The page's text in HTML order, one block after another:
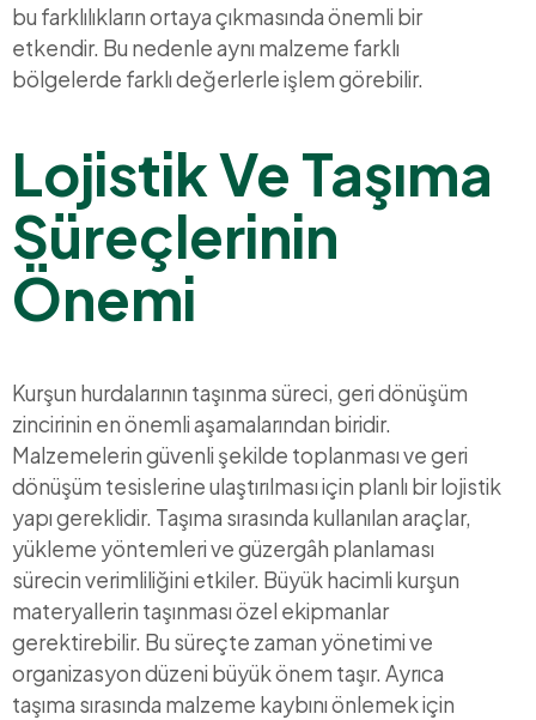
bu farklılıkların ortaya çıkmasında önemli bir
etkendir. Bu nedenle aynı malzeme farklı
bölgelerde farklı değerlerle işlem görebilir.
Lojistik Ve Taşıma
Süreçlerinin
Önemi
Kurşun hurdalarının taşınma süreci, geri dönüşüm
zincirinin en önemli aşamalarından biridir.
Malzemelerin güvenli şekilde toplanması ve geri
dönüşüm tesislerine ulaştırılması için planlı bir lojistik
yapı gereklidir. Taşıma sırasında kullanılan araçlar,
yükleme yöntemleri ve güzergâh planlaması
sürecin verimliliğini etkiler. Büyük hacimli kurşun
materyallerin taşınması özel ekipmanlar
gerektirebilir. Bu süreçte zaman yönetimi ve
organizasyon düzeni büyük önem taşır. Ayrıca
taşıma sırasında malzeme kaybını önlemek için